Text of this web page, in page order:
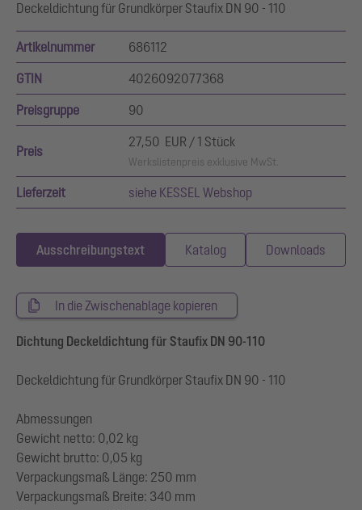
Deckeldichtung für Grundkörper Staufix DN 90 - 110
Artikelnummer 686112
GTIN 4026092077368
Preisgruppe 90
Preis
27,50 EUR / 1 Stück
Werkslistenpreis exklusive MwSt.
Lieferzeit siehe KESSEL Webshop
Ausschreibungstext Katalog Downloads
In die Zwischenablage kopieren
Dichtung Deckeldichtung für Staufix DN 90-110
Deckeldichtung für Grundkörper Staufix DN 90 - 110
Abmessungen
Gewicht netto: 0,02 kg
Gewicht brutto: 0,05 kg
Verpackungsmaß Länge: 250 mm
Verpackungsmaß Breite: 340 mm